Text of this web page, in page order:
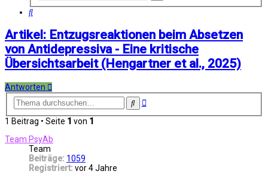
Suche
Artikel: Entzugsreaktionen beim Absetzen
von Antidepressiva - Eine kritische
Übersichtsarbeit (Hengartner et al., 2025)
Antworten
SucheErweiterte
1 Beitrag • Seite 1 von 1
Team PsyAb
Team
Beiträge: 1059
Registriert: vor 4 Jahre